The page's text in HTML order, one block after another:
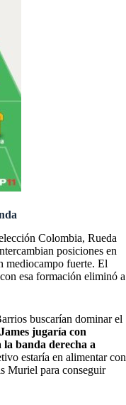
Colombia, Rueda
posiciones en
mediocampo fuerte. El
esa formación eliminó a
buscarían dominar el
jugaría con
banda derecha a
estaría en alimentar con
Muriel para conseguir